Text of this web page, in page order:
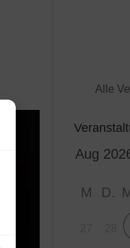
Alle
M D